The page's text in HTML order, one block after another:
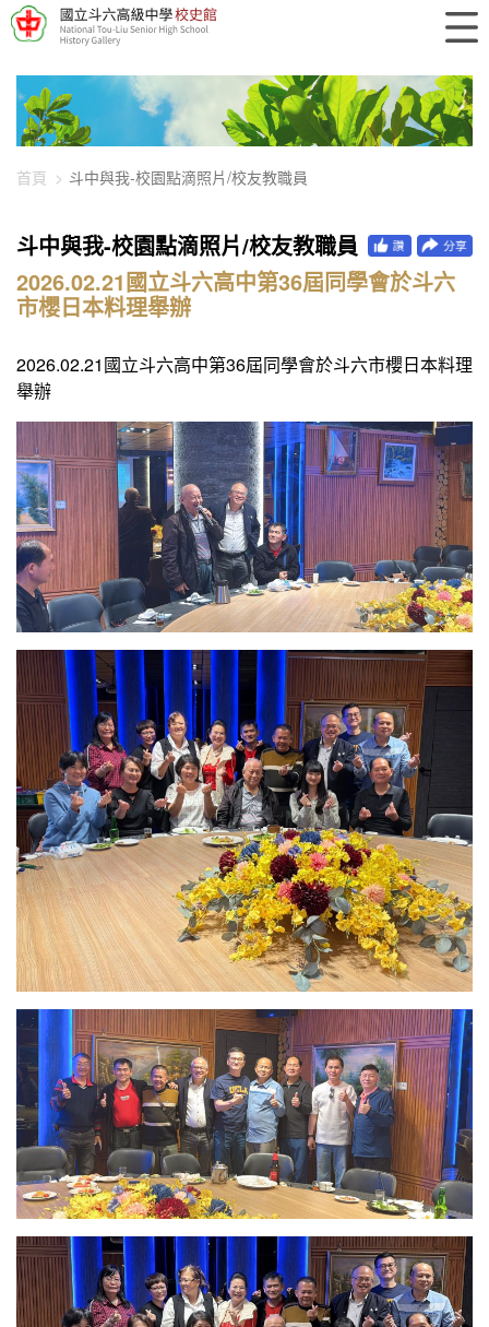
448-2156
首頁 斗中與我-校園點滴照片/校友教職員
斗中與我-校園點滴照片/校友教職員
2026.02.21國立斗六高中第36屆同學會於斗六
市櫻日本料理舉辦
2026.02.21國立斗六高中第36屆同學會於斗六市櫻日本料理
舉辦